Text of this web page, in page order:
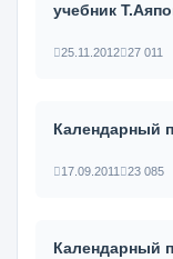
учебник
25.11.2012 27 011
Календарный
17.09.2011 23 085
Календарный